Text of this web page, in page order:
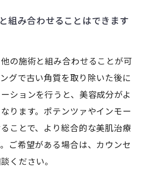
組み合わせることはできます
の施術と組み合わせることが可
グで古い角質を取り除いた後に
ションを行うと、美容成分がよ
ります。ポテンツァやインモー
ことで、より総合的な美肌治療
ご希望がある場合は、カウンセ
ください。